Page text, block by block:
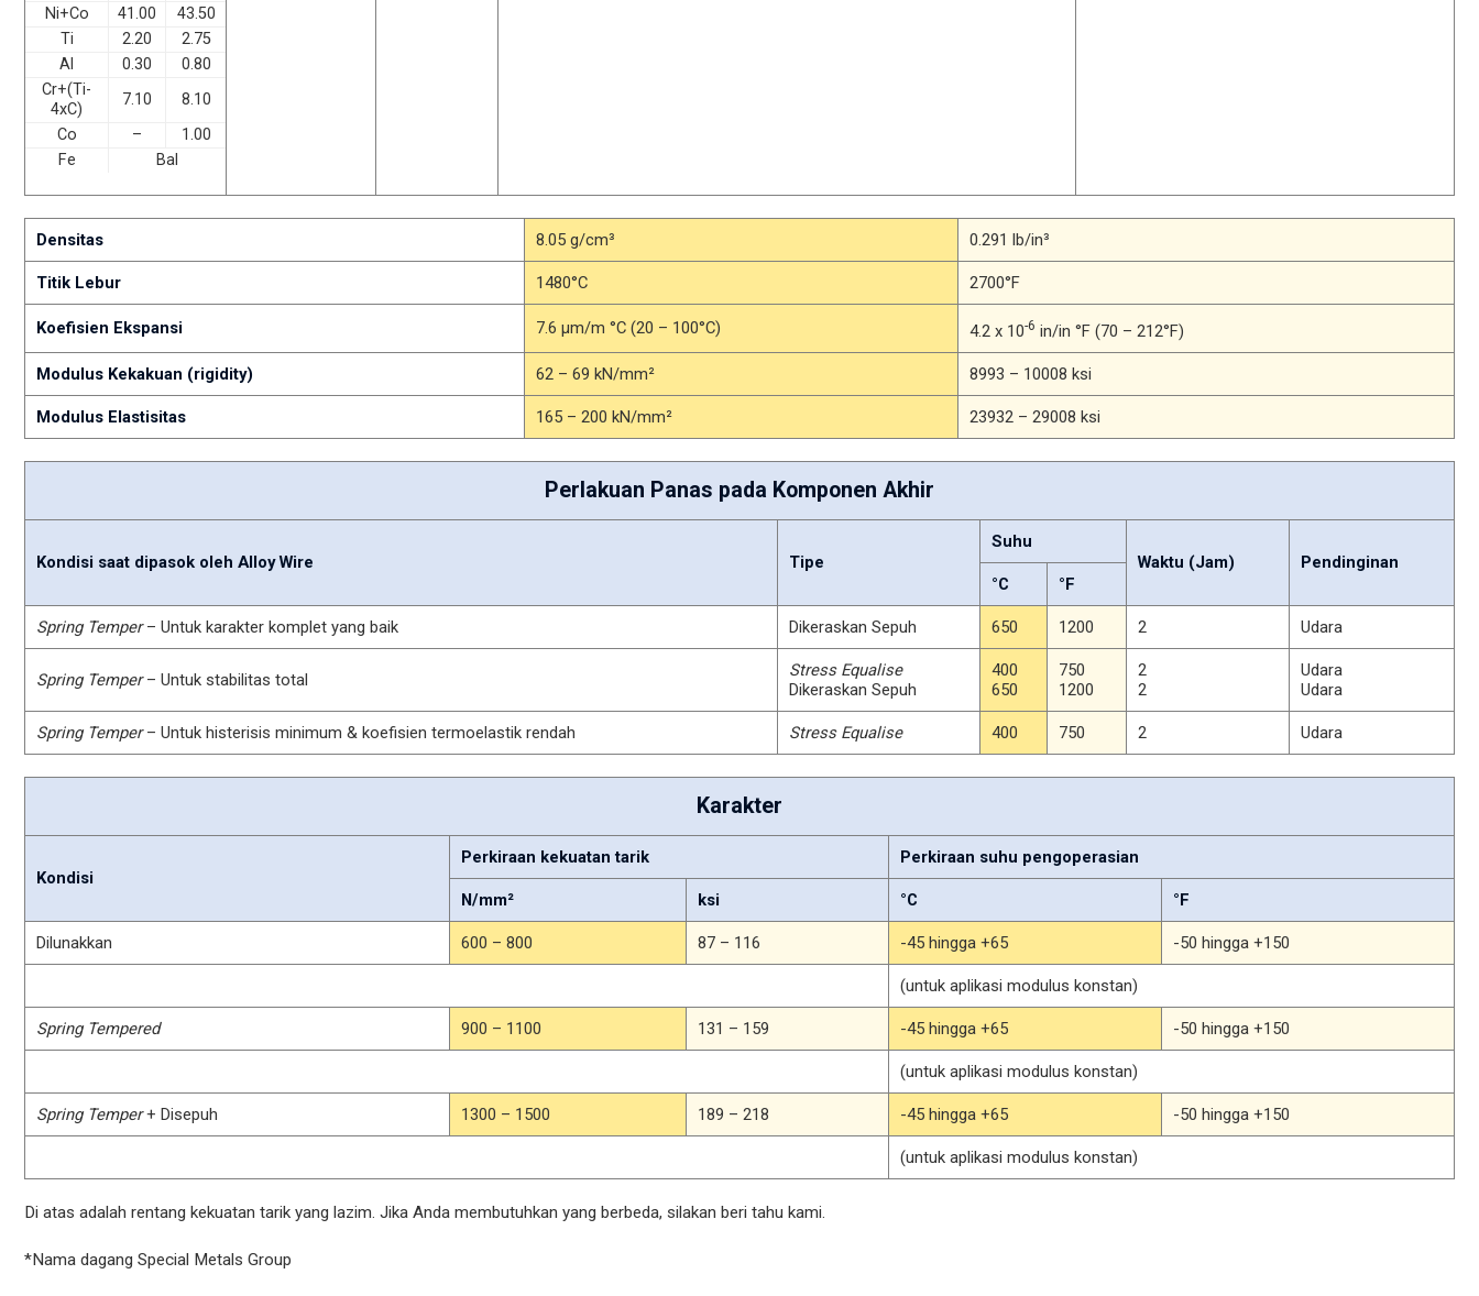
Ni+Co
41.00
43.50
Ti
2.20
2.75
Al
0.30
0.80
Cr+(Ti-
4xC)
7.10
8.10
Co
–
1.00
Fe
Bal
Densitas 8.05 g/cm³ 0.291 lb/in³
Titik Lebur 1480°C 2700°F
Koefisien Ekspansi 7.6 μm/m °C (20 – 100°C) 4.2 x 10-6 in/in °F (70 – 212°F)
Modulus Kekakuan (rigidity) 62 – 69 kN/mm² 8993 – 10008 ksi
Modulus Elastisitas 165 – 200 kN/mm² 23932 – 29008 ksi
Perlakuan Panas pada Komponen Akhir
Kondisi saat dipasok oleh Alloy Wire Tipe
Suhu
Waktu (Jam)
Pendinginan
°C
°F
Spring Temper– Untuk karakter komplet yang baik Dikeraskan Sepuh 650 1200 2 Udara
Spring Temper– Untuk stabilitas total
Stress Equalise
Dikeraskan Sepuh
400
650
750
1200
2
2
Udara
Udara
Spring Temper– Untuk histerisis minimum & koefisien termoelastik rendah Stress Equalise 400 750 2 Udara
Karakter
Kondisi
Perkiraan kekuatan tarik Perkiraan suhu pengoperasian
N/mm² ksi °C °F
Dilunakkan 600 – 800 87 – 116 -45 hingga +65 -50 hingga +150
(untuk aplikasi modulus konstan)
Spring Tempered 900 – 1100 131 – 159 -45 hingga +65 -50 hingga +150
(untuk aplikasi modulus konstan)
Spring Temper+ Disepuh 1300 – 1500 189 – 218 -45 hingga +65 -50 hingga +150
(untuk aplikasi modulus konstan)
Di atas adalah rentang kekuatan tarik yang lazim. Jika Anda membutuhkan yang berbeda, silakan beri tahu kami.
*Nama dagang Special Metals Group